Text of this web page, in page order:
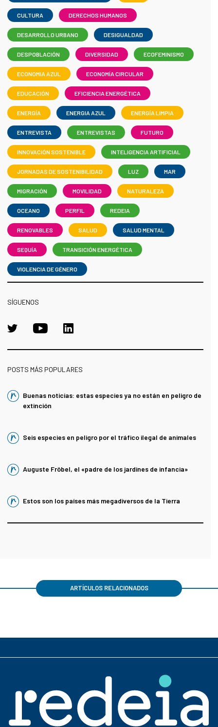
CULTURA DERECHOS HUMANOS
DESARROLLO URBANO DESIGUALDAD
DESPOBLACIÓN DIVERSIDAD ECOFEMINISMO
ECONOMIA AZUL ECONOMÍA CIRCULAR
EDUCACIÓN EFICIENCIA ENERGÉTICA
ENERGÍA ENERGIA AZUL ENERGÍA LIMPIA
ENTREVISTA ENTREVISTAS FUTURO
INNOVACIÓN SOSTENIBLE INTELIGENCIA ARTIFICIAL
JORNADAS DE SOSTENIBILIDAD LUZ MAR
MIGRACIÓN MOVILIDAD NATURALEZA
OCEANO PERFIL REDEIA
RENOVABLES SALUD SALUD MENTAL
SEQUÍA TRANSICIÓN ENERGÉTICA
VIOLENCIA DE GÉNERO
SÍGUENOS
POSTS MÁS POPULARES
Buenas noticias: estas especies ya no están en peligro de
extinción
Seis especies en peligro por el tráfico ilegal de animales
Auguste Fröbel, el «padre de los jardines de infancia»
Estos son los países más megadiversos de la Tierra
ARTÍCULOS RELACIONADOS